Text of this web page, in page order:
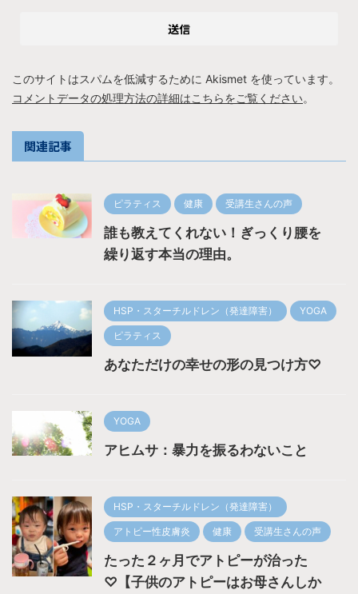
このサイトはスパムを低減するために Akismet を使っています。
コメントデータの処理方法の詳細はこちらをご覧ください。
関連記事
ピラティス 健康 受講生さんの声
誰も教えてくれない！ぎっくり腰を
繰り返す本当の理由。
HSP・スターチルドレン（発達障害） YOGA
ピラティス
あなただけの幸せの形の見つけ方♡
YOGA
アヒムサ：暴力を振るわないこと
HSP・スターチルドレン（発達障害）
アトピー性皮膚炎 健康 受講生さんの声
たった２ヶ月でアトピーが治った
♡【子供のアトピーはお母さんしか